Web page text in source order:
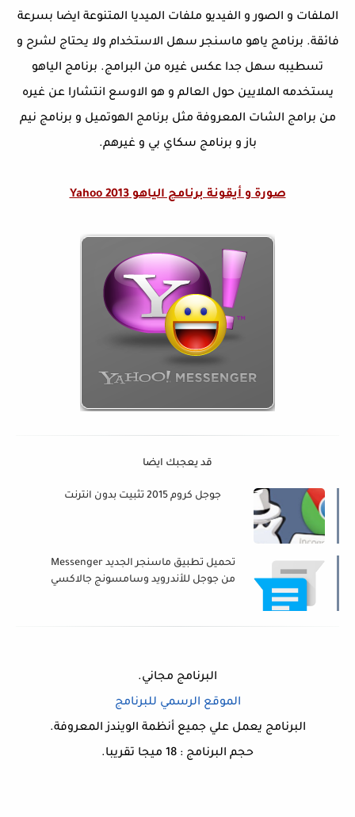
الملفات و الصور و الفيديو ملفات الميديا المتنوعة ايضا بسرعة
فائقة. برنامج ياهو ماسنجر سهل الاستخدام ولا يحتاج لشرح و
تسطيبه سهل جدا عكس غيره من البرامج. برنامج الياهو
يستخدمه الملايين حول العالم و هو الاوسع انتشارا عن غيره
من برامج الشات المعروفة مثل برنامج الهوتميل و برنامج نيم
باز و برنامج سكاي بي و غيرهم.
صورة و أيقونة برنامج الياهو Yahoo 2013
قد يعجبك ايضا
جوجل كروم 2015 تثبيت بدون انترنت
تحميل تطبيق ماسنجر الجديد Messenger
من جوجل للأندرويد وسامسونج جالاكسي
البرنامج مجاني.
الموقع الرسمي للبرنامج
البرنامج يعمل علي جميع أنظمة الويندز المعروفة.
حجم البرنامج : 18 ميجا تقريبا.